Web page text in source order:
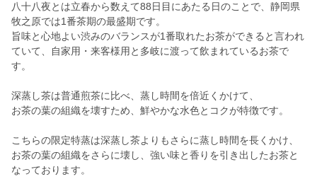
八十八夜とは立春から数えて88日目にあたる日のことで、静岡県
牧之原では1番茶期の最盛期です。
旨味と心地よい渋みのバランスが1番取れたお茶ができると言われ
ていて、自家用・来客様用と多岐に渡って飲まれているお茶で
す。
深蒸し茶は普通煎茶に比べ、蒸し時間を倍近くかけて、
お茶の葉の組織を壊すため、鮮やかな水色とコクが特徴です。
こちらの限定特蒸は深蒸し茶よりもさらに蒸し時間を長くかけ、
お茶の葉の組織をさらに壊し、強い味と香りを引き出したお茶と
なっております。